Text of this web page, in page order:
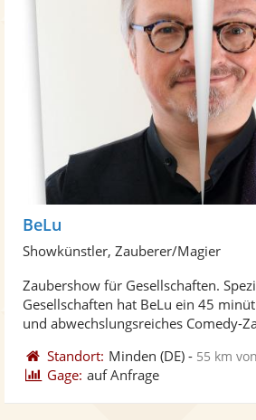
BeLu
Showkünstler, Zauberer/Magier
Zaubershow für Gesellschaften.
Gesellschaften hat BeLu ein 45
und abwechslungsreiches Comedy-
Standort: Minden (DE) - 55 km
Gage: auf Anfrage